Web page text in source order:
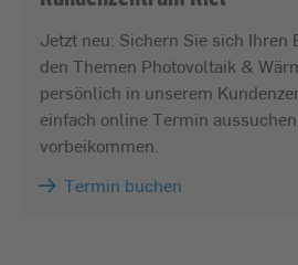
Jetzt neu: Sichern Sie sich Ihren
den Themen Photovoltaik &
persönlich in unserem
einfach online Termin
vorbeikommen.
Termin buchen